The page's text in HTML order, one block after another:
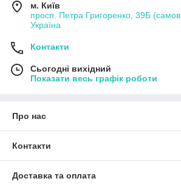
м. Київ
просп. Петра Григоренко, 39Б
Україна
Контакти
Сьогодні вихідний
Показати весь графік роботи
Про нас
Контакти
Доставка та оплата